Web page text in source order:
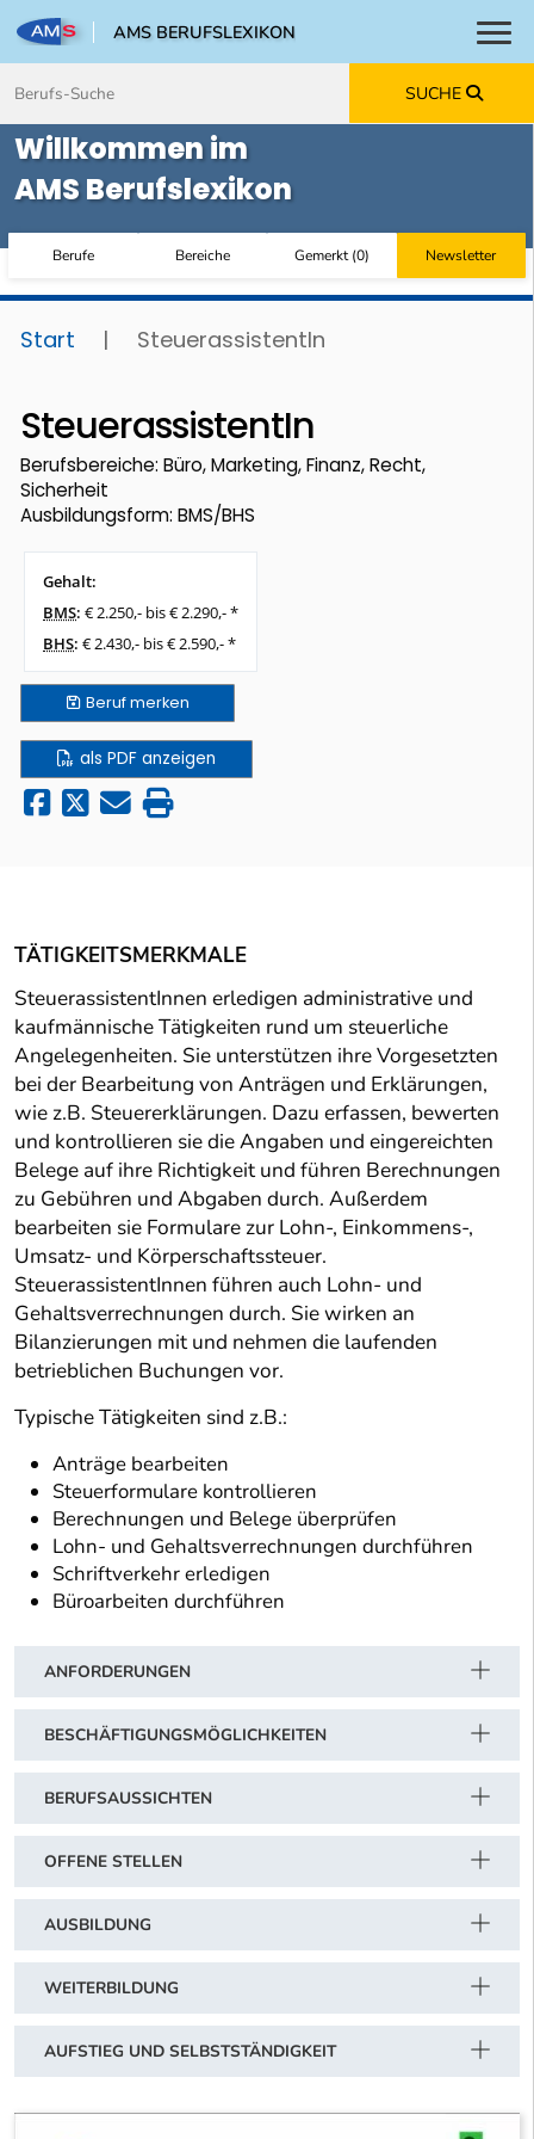
AMS BERUFSLEXIKON
SUCHE
Willkommen im
AMS Berufslexikon
Berufe Bereiche Gemerkt(0) Newsletter
Start | SteuerassistentIn
SteuerassistentIn
Berufsbereiche: Büro, Marketing, Finanz, Recht,
Sicherheit
Ausbildungsform: BMS/BHS
Gehalt:
BMS: € 2.250,- bis € 2.290,- *
BHS: € 2.430,- bis € 2.590,- *
Berufmerken
als PDF anzeigen
TÄTIGKEITSMERKMALE
SteuerassistentInnen erledigen administrative und
kaufmännische Tätigkeiten rund um steuerliche
Angelegenheiten. Sie unterstützen ihre Vorgesetzten
bei der Bearbeitung von Anträgen und Erklärungen,
wie z.B. Steuererklärungen. Dazu erfassen, bewerten
und kontrollieren sie die Angaben und eingereichten
Belege auf ihre Richtigkeit und führen Berechnungen
zu Gebühren und Abgaben durch. Außerdem
bearbeiten sie Formulare zur Lohn-, Einkommens-,
Umsatz- und Körperschaftssteuer.
SteuerassistentInnen führen auch Lohn- und
Gehaltsverrechnungen durch. Sie wirken an
Bilanzierungen mit und nehmen die laufenden
betrieblichen Buchungen vor.
Typische Tätigkeiten sind z.B.:
Anträge bearbeiten
Steuerformulare kontrollieren
Berechnungen und Belege überprüfen
Lohn- und Gehaltsverrechnungen durchführen
Schriftverkehr erledigen
Büroarbeiten durchführen
ANFORDERUNGEN
BESCHÄFTIGUNGSMÖGLICHKEITEN
BERUFSAUSSICHTEN
OFFENE STELLEN
AUSBILDUNG
WEITERBILDUNG
AUFSTIEG UND SELBSTSTÄNDIGKEIT